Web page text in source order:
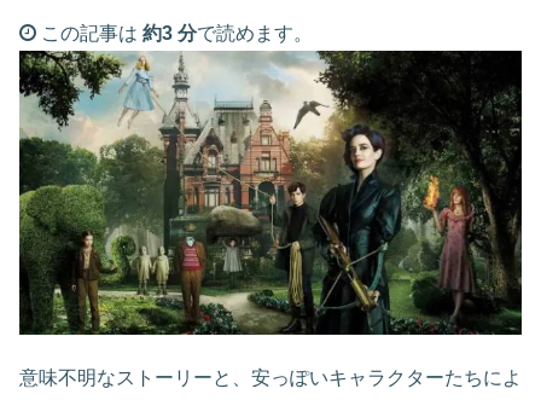
この記事は 約3 分で読めます。
意味不明なストーリーと、安っぽいキャラクターたちによ